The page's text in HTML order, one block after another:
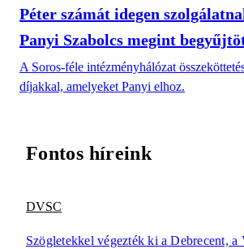
Péter számát idegen
Panyi Szabolcs megint
A Soros-féle intézményhálózat
díjakkal, amelyeket Panyi elhoz.
Fontos híreink
DVSC
Szögletekkel végezték ki a Debrecent, a